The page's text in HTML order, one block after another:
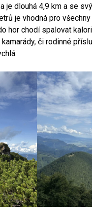
je dlouhá 4,9 km a se
je vhodná pro
hor chodí spalovat
či rodinné